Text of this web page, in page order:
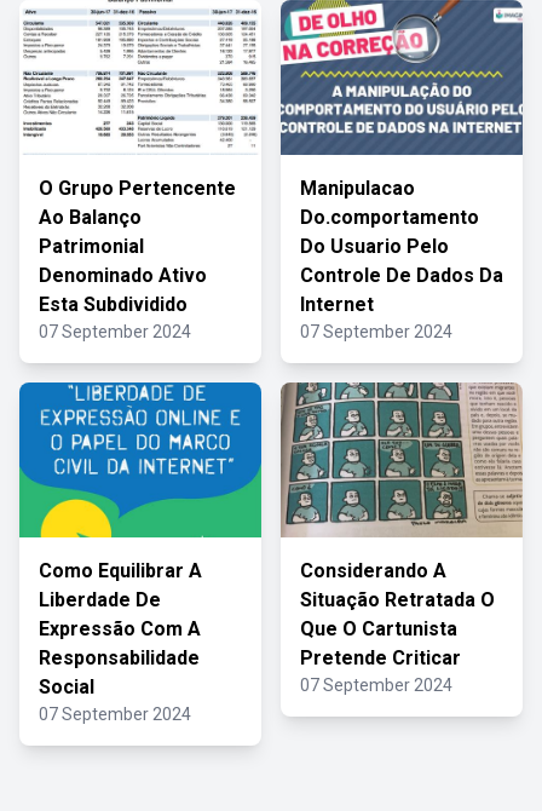
O Grupo Pertencente
Ao Balanço
Patrimonial
Denominado Ativo
Esta Subdividido
07 September 2024
Manipulacao
Do.comportamento
Do Usuario Pelo
Controle De Dados Da
Internet
07 September 2024
Como Equilibrar A
Liberdade De
Expressão Com A
Responsabilidade
Social
07 September 2024
Considerando A
Situação Retratada O
Que O Cartunista
Pretende Criticar
07 September 2024